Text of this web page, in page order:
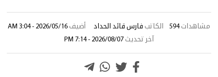
فارس قائد الحداد أضيف 2026/05/16 - 3:04 AM